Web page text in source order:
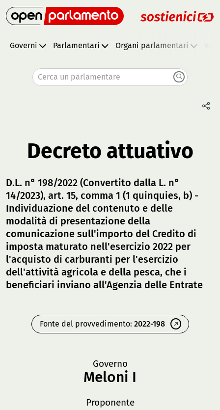
Governi Parlamentari Organi parlamentari
Cerca un parlamentare
Decreto attuativo
D.L. n° 198/2022 (Convertito dalla L. n°
14/2023), art. 15, comma 1 (1 quinquies, b) -
Individuazione del contenuto e delle
modalità di presentazione della
comunicazione sull'importo del Credito di
imposta maturato nell'esercizio 2022 per
l'acquisto di carburanti per l'esercizio
dell'attività agricola e della pesca, che i
beneficiari inviano all'Agenzia delle Entrate
Fonte del provvedimento: 2022-198
Governo
Meloni I
Proponente